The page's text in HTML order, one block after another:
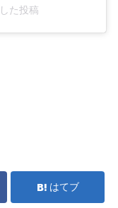
た投稿
はてブ